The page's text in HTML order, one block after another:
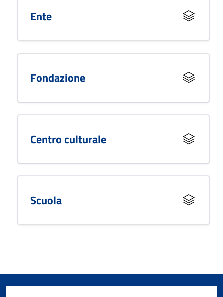
Ente
Fondazione
Centro culturale
Scuola